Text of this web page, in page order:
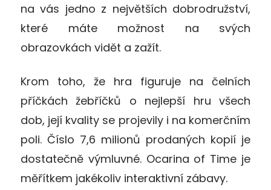
na vás jedno z největších dobrodružství,
které máte možnost na svých
obrazovkách vidět a zažít.
Krom toho, že hra figuruje na čelních
příčkách žebříčků o nejlepší hru všech
dob, její kvality se projevily i na komerčním
poli. Číslo 7,6 milionů prodaných kopií je
dostatečně výmluvné. Ocarina of Time je
měřítkem jakékoliv interaktivní zábavy.